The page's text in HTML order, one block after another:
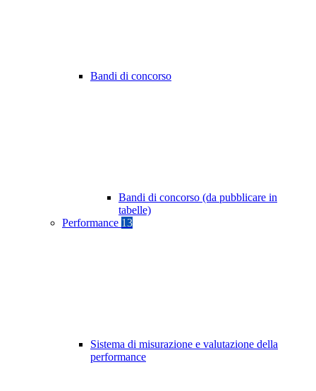
Bandi di concorso
Bandi di concorso (da pubblicare in
tabelle)
Performance 13
Sistema di misurazione e valutazione della
performance